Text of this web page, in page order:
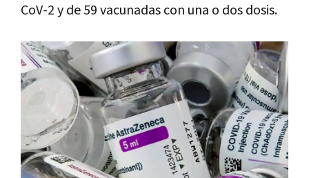
CoV-2 y de 59 vacunadas con una o dos dosis.